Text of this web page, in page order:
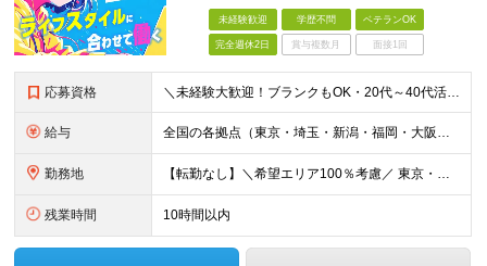
未経験歓迎 学歴不問 ベテランOK
完全週休2日 賞与複数月 面接1回
応募資格 ＼未経験大歓迎！ブランクもOK・20代～40代活躍中／ オフィスワーク初めての方もぜひご応募ください◎ ◆学歴不問 ◆未経験OK ◆既卒・第二新卒OK ～このような方にぴったりです～ ・安心の研修
給与 全国の各拠点（東京・埼玉・新潟・福岡・大阪）で募集中！ 給与は以下の通り、勤務地により異なります。 新潟勤務の場合 201,000円〜201,000円（試用期間変更なし）＋賞与 東京・埼玉勤務の場合
勤務地 【転勤なし】＼希望エリア100％考慮／ 東京・埼玉・新潟・福岡・大阪の各拠点 ※様々な企業の現場で、当社プロジェクトに加わり業務を行っていただきます。 ■新潟支店 〒950-0088 新潟県新潟市中
残業時間 10時間以内